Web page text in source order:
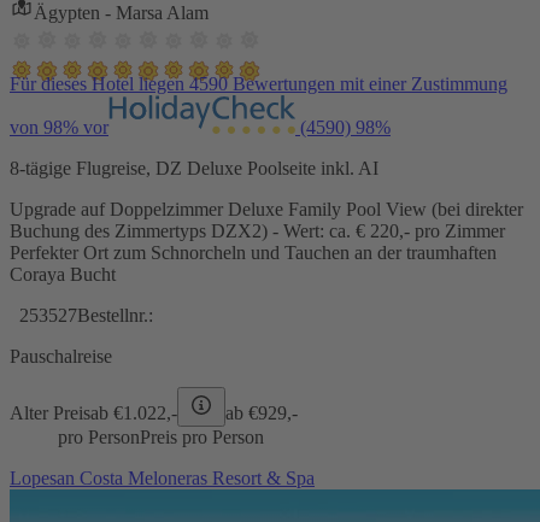
Ägypten - Marsa Alam
Für dieses Hotel liegen 4590 Bewertungen mit einer Zustimmung
von 98% vor (4590) 98%
8-tägige Flugreise, DZ Deluxe Poolseite inkl. AI
Upgrade auf Doppelzimmer Deluxe Family Pool View (bei direkter
Buchung des Zimmertyps DZX2) - Wert: ca. € 220,- pro Zimmer
Perfekter Ort zum Schnorcheln und Tauchen an der traumhaften
Coraya Bucht
253527Bestellnr.:
Pauschalreise
Alter Preisab €1.022,- ab €929,-
pro PersonPreis pro Person
Lopesan Costa Meloneras Resort & Spa